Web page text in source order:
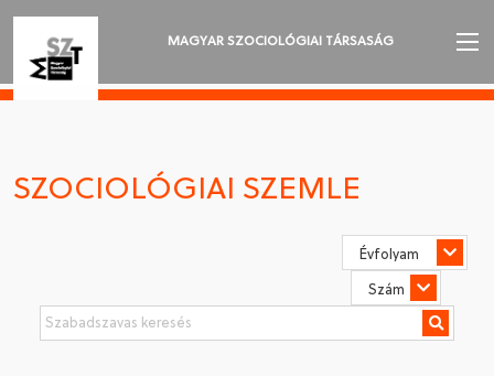
MAGYAR SZOCIOLÓGIAI TÁRSASÁG
SZOCIOLÓGIAI SZEMLE
SZOCIOLÓGIAI SZEMLE